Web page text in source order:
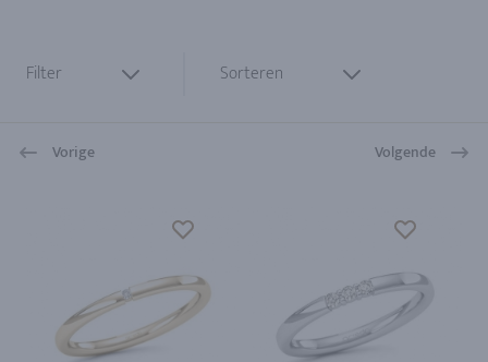
Filter Sorteren
Vorige Volgende